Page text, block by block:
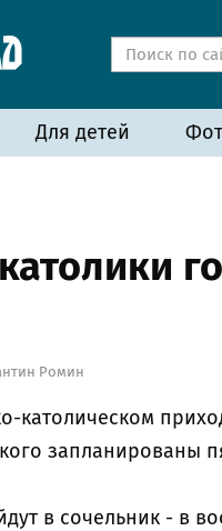
Для детей
Ромин
католическом
запланированы
в сочельник - в